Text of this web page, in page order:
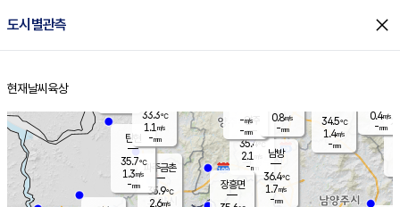
도시별관측 close
홈
현재날씨 육상
양주
35.4℃
2.1
-mm
파주금촌
35.9℃
2.6m/s
34.5℃
1.4m/s
-mm
탄현
35.7℃
1.3m/s
-mm
0.4m/s
-mm
남방
36.4℃
1.7m/s
-mm
장흥면
-m/s
-mm
33.3℃
1.1 m/s
-mm
0.8m/s
-mm